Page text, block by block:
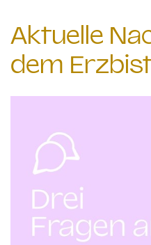
Aktuelle
dem